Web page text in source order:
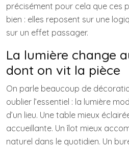
précisément pour cela que ces
bien : elles reposent sur une
sur un effet passager.
La lumière change
dont on vit la pièce
On parle beaucoup de
oublier l’essentiel : la lumière
d’un lieu. Une table mieux
accueillante. Un îlot mieux
naturel dans le quotidien. Un